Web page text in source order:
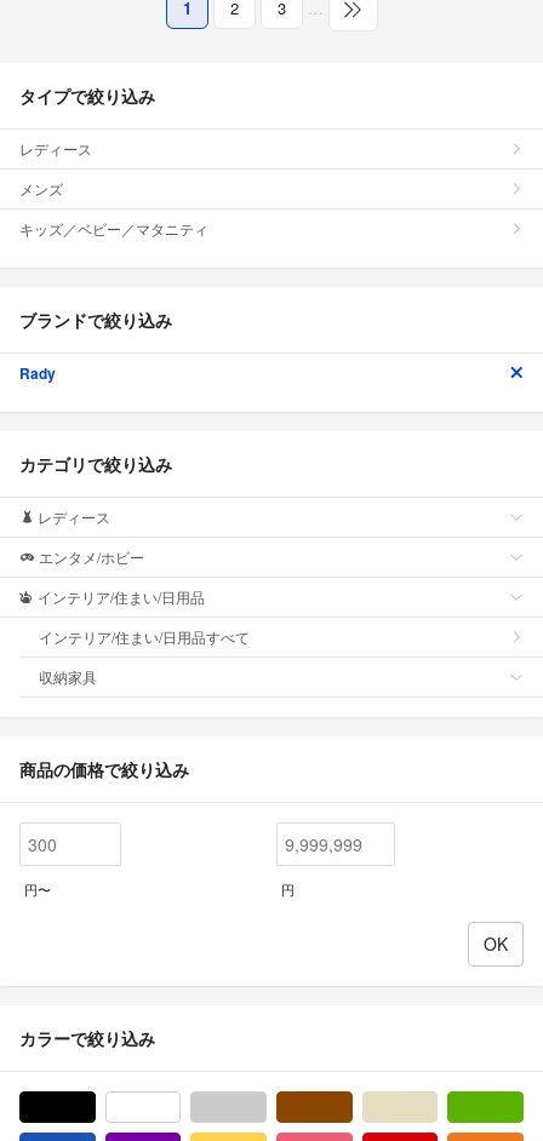
1 2 3 …
タイプで絞り込み
レディース
メンズ
キッズ／ベビー／マタニティ
ブランドで絞り込み
Rady
カテゴリで絞り込み
レディース
エンタメ/ホビー
インテリア/住まい/日用品
インテリア/住まい/日用品すべて
収納家具
商品の価格で絞り込み
円〜 円
カラーで絞り込み